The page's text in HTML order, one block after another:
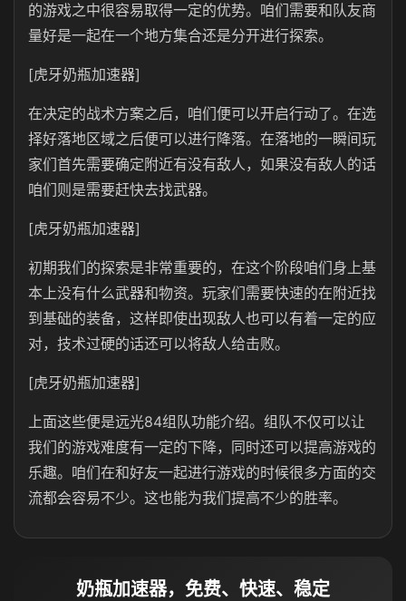
的游戏之中很容易取得一定的优势。咱们需要和队友商
量好是一起在一个地方集合还是分开进行探索。
[虎牙奶瓶加速器]
在决定的战术方案之后，咱们便可以开启行动了。在选
择好落地区域之后便可以进行降落。在落地的一瞬间玩
家们首先需要确定附近有没有敌人，如果没有敌人的话
咱们则是需要赶快去找武器。
[虎牙奶瓶加速器]
初期我们的探索是非常重要的，在这个阶段咱们身上基
本上没有什么武器和物资。玩家们需要快速的在附近找
到基础的装备，这样即使出现敌人也可以有着一定的应
对，技术过硬的话还可以将敌人给击败。
[虎牙奶瓶加速器]
上面这些便是远光84组队功能介绍。组队不仅可以让
我们的游戏难度有一定的下降，同时还可以提高游戏的
乐趣。咱们在和好友一起进行游戏的时候很多方面的交
流都会容易不少。这也能为我们提高不少的胜率。
奶瓶加速器，免费、快速、稳定